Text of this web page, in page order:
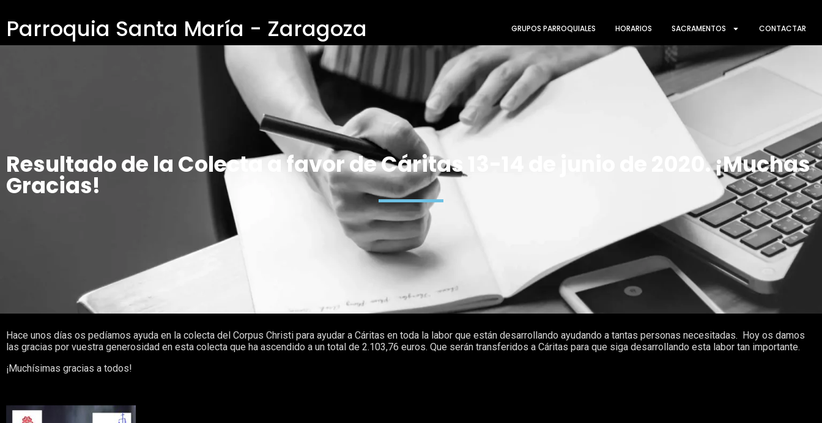
Parroquia Santa María - Zaragoza GRUPOS PARROQUIALES HORARIOS SACRAMENTOS CONTACTAR
Resultado de la Colecta a favor de Cáritas 13-14 de junio de 2020. ¡Muchas
Gracias!
Hace unos días os pedíamos ayuda en la colecta del Corpus Christi para ayudar a Cáritas en toda la labor que están desarrollando ayudando a tantas personas necesitadas. Hoy os damos
las gracias por vuestra generosidad en esta colecta que ha ascendido a un total de 2.103,76 euros. Que serán transferidos a Cáritas para que siga desarrollando esta labor tan importante.
¡Muchísimas gracias a todos!